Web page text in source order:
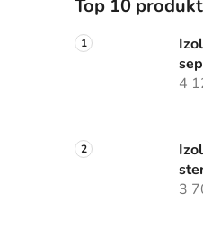
Top 10
4
3